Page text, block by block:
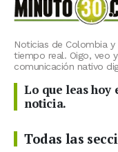
Noticias de Colombia
tiempo real. Oigo, veo
comunicación nativo
Lo que leas hoy
noticia.
Todas las